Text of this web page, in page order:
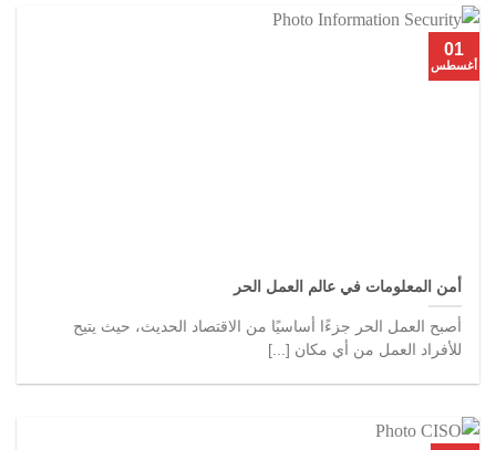
أمن المعلومات في عالم العمل الحر
أصبح العمل الحر جزءًا أساسيًا من الاقتصاد الحديث، حيث يتيح
للأفراد العمل من أي مكان [...]
01
أغسطس